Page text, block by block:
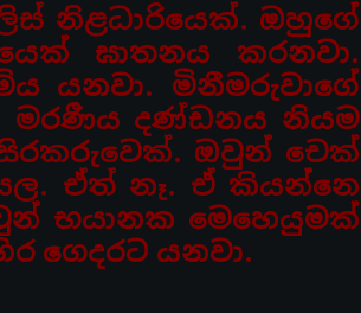
නිළධාරියෙක්. ඔහුගේ
ඝාතනය කරනවා.
යනවා. මිනීමරුවාගේ
මරණීය දණ්ඩනය නියම
ඔවුන් චෙක්
ඒත් නෑ. ඒ කියන්නෙ
භයානක මෙහෙයුමක්
ගෙදරට යනවා.